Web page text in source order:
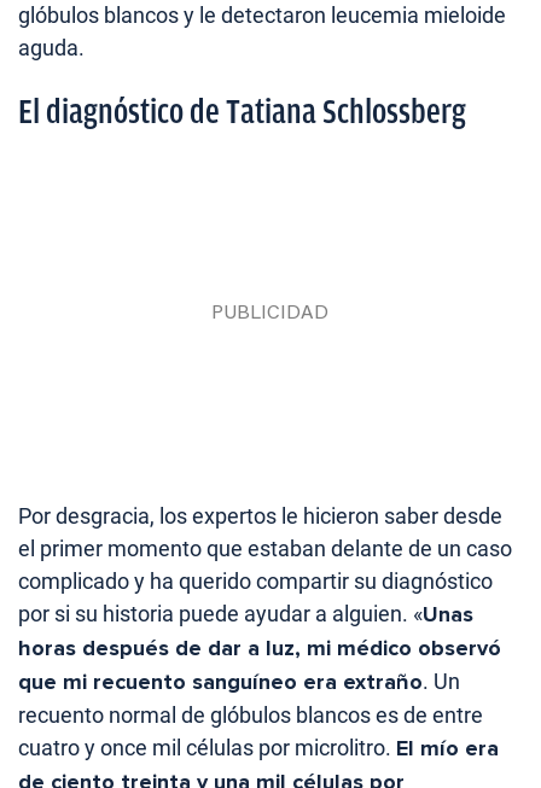
glóbulos blancos y le detectaron leucemia mieloide
aguda.
El diagnóstico de Tatiana Schlossberg
Por desgracia, los expertos le hicieron saber desde
el primer momento que estaban delante de un caso
complicado y ha querido compartir su diagnóstico
por si su historia puede ayudar a alguien. «Unas
horas después de dar a luz, mi médico observó
que mi recuento sanguíneo era extraño. Un
recuento normal de glóbulos blancos es de entre
cuatro y once mil células por microlitro. El mío era
de ciento treinta y una mil células por